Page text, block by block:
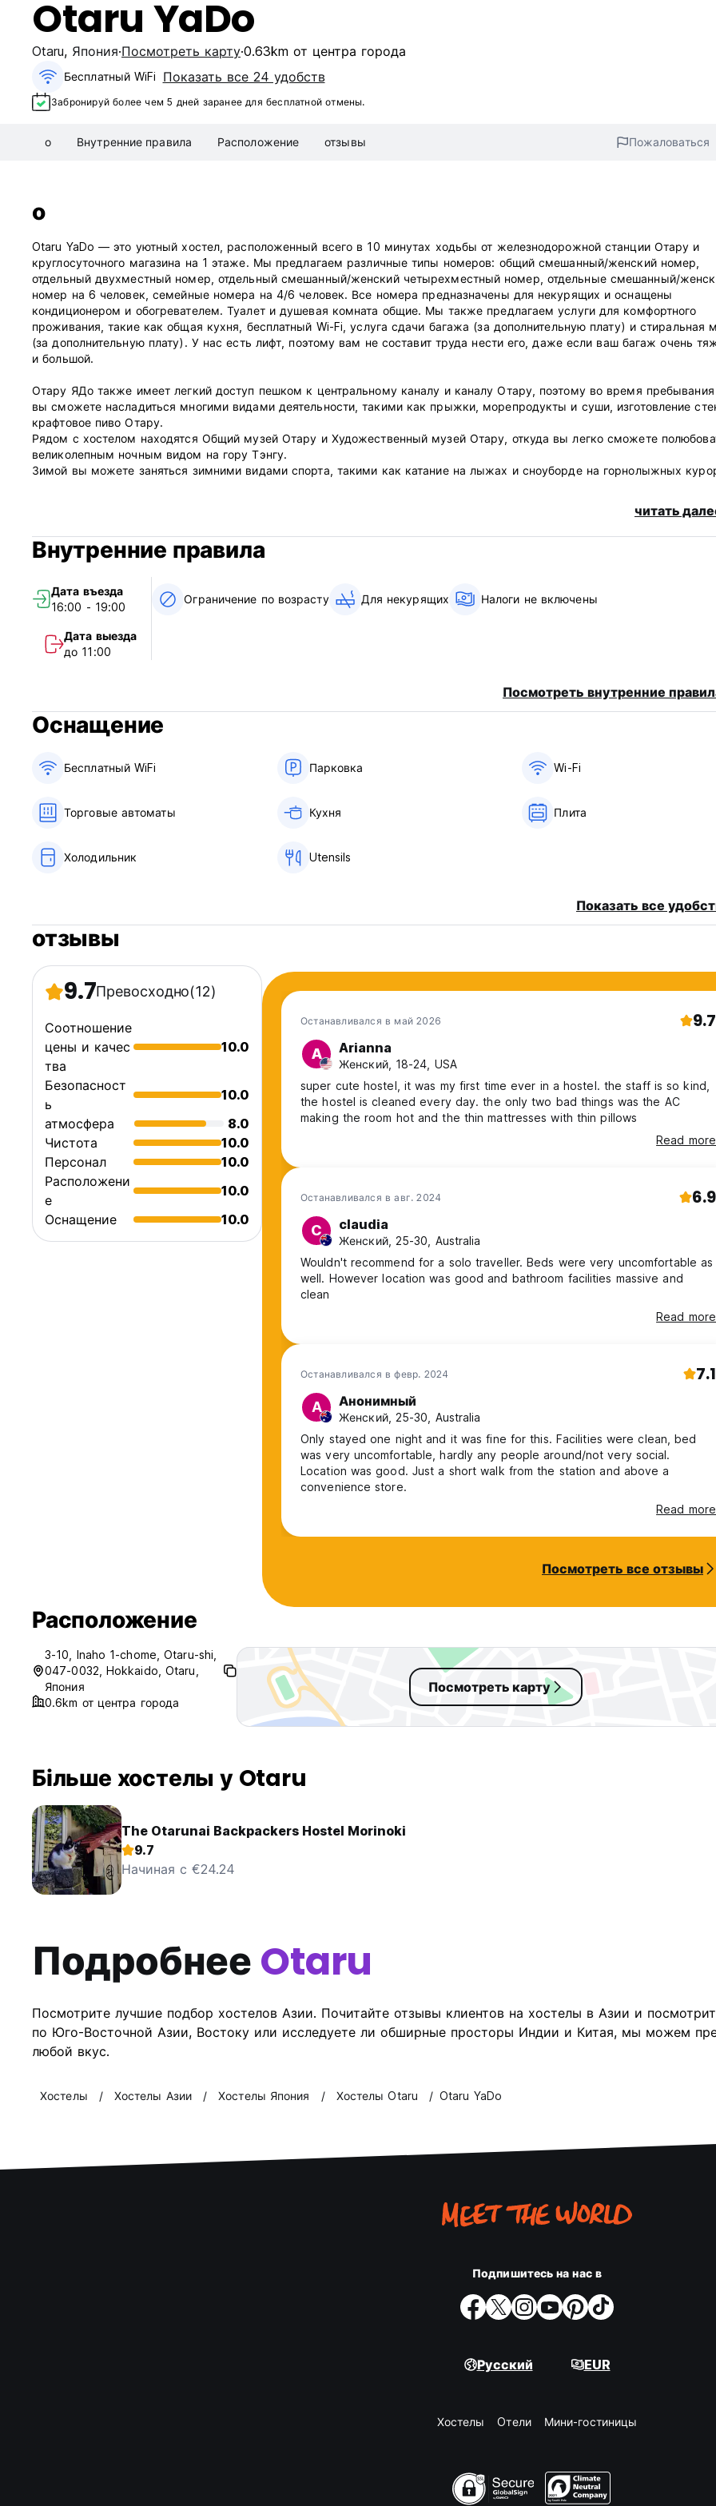
Otaru YaDo
Otaru, Япония Посмотреть карту 0.63km от центра города
Бесплатный WiFi Показать все 24 удобств
Забронируй более чем 5 дней заранее для бесплатной отмены.
о Внутренние правила Расположение отзывы Пожаловаться
о
Otaru YaDo — это уютный хостел, расположенный всего в 10 минутах ходьбы от железнодорожной станции Отару и
круглосуточного магазина на 1 этаже. Мы предлагаем различные типы номеров: общий смешанный/женский номер,
отдельный двухместный номер, отдельный смешанный/женский четырехместный номер, отдельные смешанный/
номер на 6 человек, семейные номера на 4/6 человек. Все номера предназначены для некурящих и оснащены
кондиционером и обогревателем. Туалет и душевая комната общие. Мы также предлагаем услуги для комфортного
проживания, такие как общая кухня, бесплатный Wi-Fi, услуга сдачи багажа (за дополнительную плату) и стиральная
(за дополнительную плату). У нас есть лифт, поэтому вам не составит труда нести его, даже если ваш багаж очень
и большой.
Отару ЯДо также имеет легкий доступ пешком к центральному каналу и каналу Отару, поэтому во время пребывания
вы сможете насладиться многими видами деятельности, такими как прыжки, морепродукты и суши, изготовление
крафтовое пиво Отару.
Рядом с хостелом находятся Общий музей Отару и Художественный музей Отару, откуда вы легко сможете
великолепным ночным видом на гору Тэнгу.
Зимой вы можете заняться зимними видами спорта, такими как катание на лыжах и сноуборде на горнолыжных
Будем рады видеть Вас! (Auto-translated from original language)
читать
Внутренние правила
Дата въезда
16:00 - 19:00
Дата выезда
до 11:00
Ограничение по возрасту Для некурящих Налоги не включены
Посмотреть внутренние
Оснащение
Бесплатный WiFi Парковка Wi-Fi
Торговые автоматы Кухня Плита
Холодильник Utensils
Показать все
отзывы
9.7Превосходно(12)
Соотношение
цены и качес
тва
10.0
Безопасност
ь
10.0
атмосфера
8.0
Чистота
10.0
Персонал
10.0
Расположени
е
10.0
Оснащение
10.0
Останавливался в май 2026 9.7
A Arianna
Женский, 18-24, USA
super cute hostel, it was my first time ever in a hostel. the staff is so kind,
the hostel is cleaned every day. the only two bad things was the AC
making the room hot and the thin mattresses with thin pillows
Read more
Останавливался в авг. 2024 6.9
C claudia
Женский, 25-30, Australia
Wouldn't recommend for a solo traveller. Beds were very uncomfortable as
well. However location was good and bathroom facilities massive and
clean
Read more
Останавливался в февр. 2024 7.1
А Анонимный
Женский, 25-30, Australia
Only stayed one night and it was fine for this. Facilities were clean, bed
was very uncomfortable, hardly any people around/not very social.
Location was good. Just a short walk from the station and above a
convenience store.
Read more
Посмотреть все отзывы
Расположение
3-10, Inaho 1-chome, Otaru-shi,
047-0032, Hokkaido, Otaru,
Япония
0.6km от центра города
Посмотреть карту
Більше хостелы у Otaru
The Otarunai Backpackers Hostel Morinoki
9.7
Начиная с €24.24
ПодробнееOtaru
Посмотрите лучшие подбор хостелов Азии. Почитайте отзывы клиентов на хостелы в Азии и
по Юго-Восточной Азии, Востоку или исследуете ли обширные просторы Индии и Китая, мы можем
любой вкус.
Хостелы Хостелы Азии Хостелы Япония Хостелы Otaru Otaru YaDo
Подпишитесь на нас в
Русский EUR
Хостелы Oтели Мини-гостиницы